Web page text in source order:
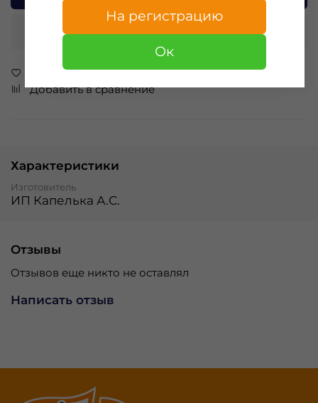
Купить в 1 клик
В избранное
Добавить в сравнение
Характеристики
Изготовитель
ИП Капелька А.С.
Отзывы
Отзывов еще никто не оставлял
Написать отзыв
На регистрацию
Ок